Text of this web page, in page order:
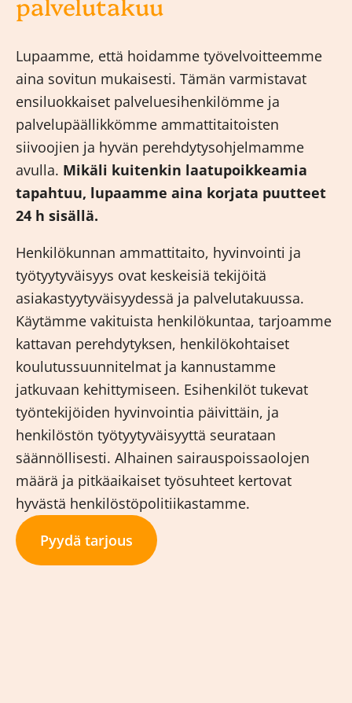
Lupaamme, että hoidamme työvelvoitteemme
aina sovitun mukaisesti. Tämän varmistavat
ensiluokkaiset palveluesihenkilömme ja
palvelupäällikkömme ammattitaitoisten
siivoojien ja hyvän perehdytysohjelmamme
avulla. Mikäli kuitenkin laatupoikkeamia
tapahtuu, lupaamme aina korjata puutteet
24 h sisällä.
Henkilökunnan ammattitaito, hyvinvointi ja
työtyytyväisyys ovat keskeisiä tekijöitä
asiakastyytyväisyydessä ja palvelutakuussa.
Käytämme vakituista henkilökuntaa, tarjoamme
kattavan perehdytyksen, henkilökohtaiset
koulutussuunnitelmat ja kannustamme
jatkuvaan kehittymiseen. Esihenkilöt tukevat
työntekijöiden hyvinvointia päivittäin, ja
henkilöstön työtyytyväisyyttä seurataan
säännöllisesti. Alhainen sairauspoissaolojen
määrä ja pitkäaikaiset työsuhteet kertovat
hyvästä henkilöstöpolitiikastamme.
Pyydä tarjous